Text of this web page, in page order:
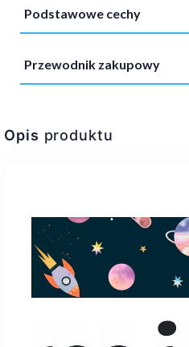
Podstawowe cechy
Przewodnik zakupowy
Opis produktu